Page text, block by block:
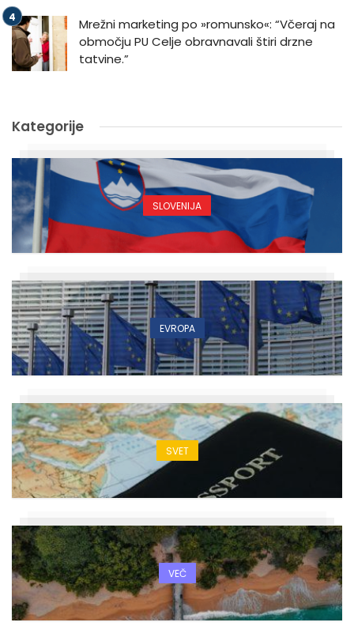
Mrežni marketing po »romunsko«: “Včeraj na
območju PU Celje obravnavali štiri drzne
tatvine.”
Kategorije
SLOVENIJA
EVROPA
SVET
VEČ